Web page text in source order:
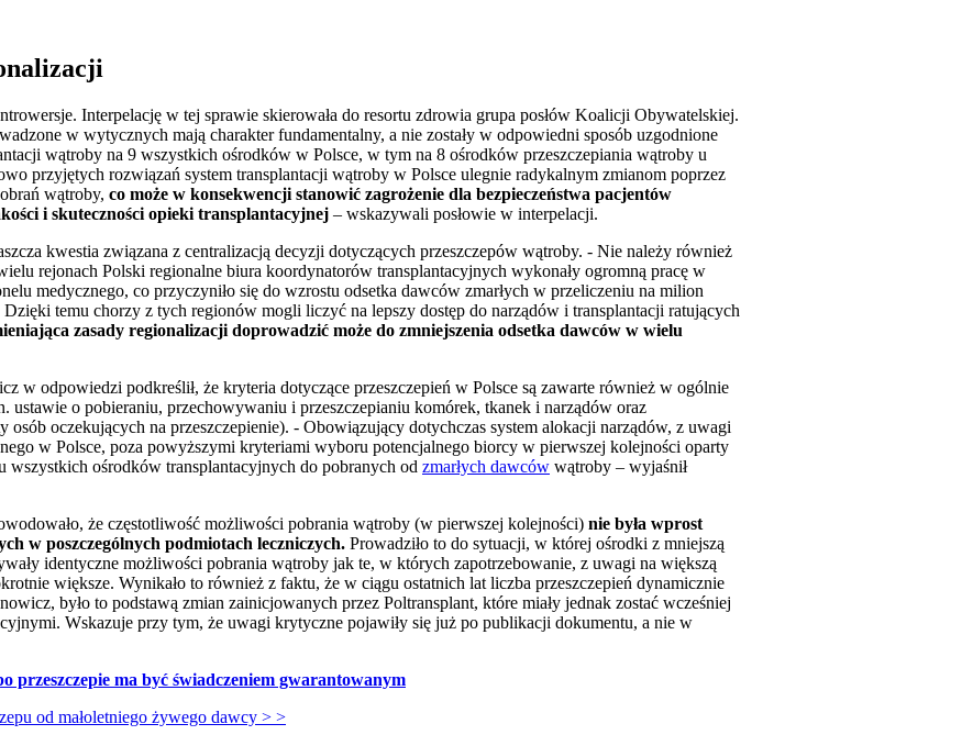
Interpelację w tej sprawie skierowała do resortu zdrowia grupa posłów Koalicji Obywatelskiej.
w wytycznych mają charakter fundamentalny, a nie zostały w odpowiedni sposób uzgodnione
wątroby na 9 wszystkich ośrodków w Polsce, w tym na 8 ośrodków przeszczepiania wątroby u
przyjętych rozwiązań system transplantacji wątroby w Polsce ulegnie radykalnym zmianom poprzez
wątroby, co może w konsekwencji stanowić zagrożenie dla bezpieczeństwa pacjentów
i skuteczności opieki transplantacyjnej – wskazywali posłowie w interpelacji.
kwestia związana z centralizacją decyzji dotyczących przeszczepów wątroby. - Nie należy również
rejonach Polski regionalne biura koordynatorów transplantacyjnych wykonały ogromną pracę w
medycznego, co przyczyniło się do wzrostu odsetka dawców zmarłych w przeliczeniu na milion
temu chorzy z tych regionów mogli liczyć na lepszy dostęp do narządów i transplantacji ratujących
zasady regionalizacji doprowadzić może do zmniejszenia odsetka dawców w wielu
w odpowiedzi podkreślił, że kryteria dotyczące przeszczepień w Polsce są zawarte również w ogólnie
ustawie o pobieraniu, przechowywaniu i przeszczepianiu komórek, tkanek i narządów oraz
oczekujących na przeszczepienie). - Obowiązujący dotychczas system alokacji narządów, z uwagi
w Polsce, poza powyższymi kryteriami wyboru potencjalnego biorcy w pierwszej kolejności oparty
wszystkich ośrodków transplantacyjnych do pobranych od zmarłych dawców wątroby – wyjaśnił
że częstotliwość możliwości pobrania wątroby (w pierwszej kolejności) nie była wprost
w poszczególnych podmiotach leczniczych. Prowadziło to do sytuacji, w której ośrodki z mniejszą
identyczne możliwości pobrania wątroby jak te, w których zapotrzebowanie, z uwagi na większą
większe. Wynikało to również z faktu, że w ciągu ostatnich lat liczba przeszczepień dynamicznie
było to podstawą zmian zainicjowanych przez Poltransplant, które miały jednak zostać wcześniej
Wskazuje przy tym, że uwagi krytyczne pojawiły się już po publikacji dokumentu, a nie w
przeszczepie ma być świadczeniem gwarantowanym
od małoletniego żywego dawcy > >